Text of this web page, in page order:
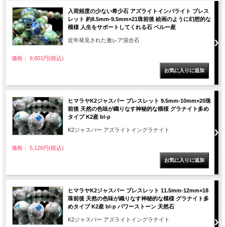
入荷頻度の少ない希少石 アズライトインバライト ブレス
レット 約8.5mm-9.5mm×21珠前後 絵画のように幻想的な
模様 人生をサポートしてくれる石 ペルー産
近年発見された激レア混合石
価格： 9,801円(税込)
ヒマラヤK2ジャスパー ブレスレット 9.5mm-10mm×20珠
前後 天然の色味が織りなす神秘的な模様 グラナイト多め
タイプ K2産 bl-p
K2ジャスパー アズライトイングラナイト
価格： 5,126円(税込)
ヒマラヤK2ジャスパー ブレスレット 11.5mm-12mm×18
珠前後 天然の色味が織りなす神秘的な模様 グラナイト多
めタイプ K2産 bl-p パワーストーン 天然石
K2ジャスパー アズライトイングラナイト